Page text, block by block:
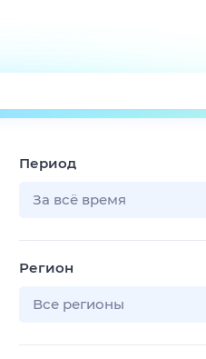
Поиск
ТВ-программа
Период
За всё время
Регион
Все регионы